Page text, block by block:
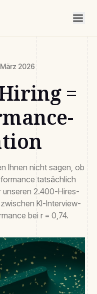
2026
=
Ihnen nicht sagen, ob
tatsächlich
2.400-Hires-
KI-Interview-
bei r = 0,74.